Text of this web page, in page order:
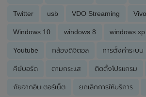
Twitter usb VDO Streaming Vivo
Windows 10 windows 8 windows xp
Youtube กล้องดิจิตอล การตั้งค่าระบบ
คีย์บอร์ด ตามกระแส ติดตั้งโปรแกรม
ภัยจากอินเตอร์เน็ต ยกเลิกการให้บริการ